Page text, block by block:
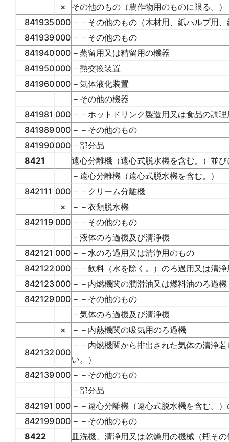
×
その他のもの（農作物用のものに限る。）
841935 000 －－その他のもの（木材用、紙パルプ用
841939000 －－その他のもの
841940000 －蒸留用又は精留用の機器
841950000 －熱交換装置
841960000 －気体液化装置
－その他の機器
841981 000 －－ホットドリンク製造用又は食品の調
841989000 －－その他のもの
841990000 －部分品
8421
遠心分離機（遠心式脱水機を含む。）並
－遠心分離機（遠心式脱水機を含む。）
842111 000 －－クリーム分離機
×
－－衣類脱水機
842119 000 －－その他のもの
－液体のろ過機及び清浄機
842121 000 －－水のろ過用又は清浄用のもの
842122 000 －－飲料（水を除く。）のろ過用又は清
842123000 －－内燃機関の潤滑油又は燃料油のろ過機
842129000 －－その他のもの
－気体のろ過機及び清浄機
×
－－内熱機関の吸気用のろ過機
842132 000
－－内燃機関から排出された気体の清浄
い。）
842139000 －－その他のもの
－部分品
842191 000 －－遠心分離機（遠心式脱水機を含む。
842199000 －－その他のもの
8422
皿洗機、清浄用又は乾燥用の機械（瓶そ